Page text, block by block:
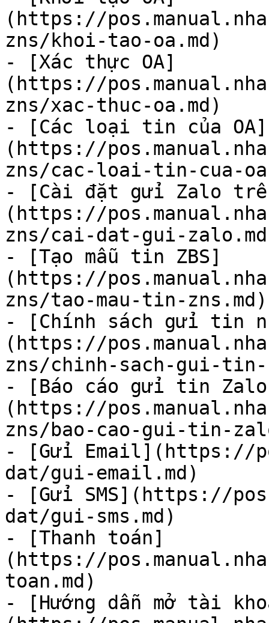
(https://
zns/khoi-tao-oa.md)
- [Xác thực OA]
(https://
zns/xac-thuc-oa.md)
- [Các loại tin của OA]
(https://
zns/cac-loai-tin-cua-
- [Cài đặt gửi Zalo
(https://
zns/cai-dat-gui-
- [Tạo mẫu tin ZBS]
(https://
zns/tao-mau-tin-zns.md)
- [Chính sách gửi tin
(https://
zns/chinh-sach-gui-tin-
- [Báo cáo gửi tin Zalo
(https://
zns/bao-cao-gui-tin-
- [Gửi Email](https://
dat/gui-email.md)
- [Gửi SMS](https://
dat/gui-sms.md)
- [Thanh toán]
(https://
toan.md)
- [Hướng dẫn mở tài